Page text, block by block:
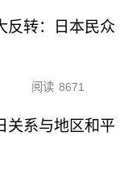
反转：日本民众
阅读 8671
关系与地区和平